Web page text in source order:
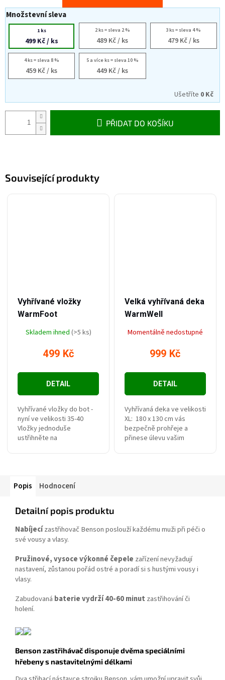
Množstevní sleva
1 ks
499 Kč/ ks
2 ks = sleva 2 %
489 Kč/ ks
3 ks = sleva 4 %
479 Kč/ ks
4 ks = sleva 8 %
459 Kč/ ks
5 a více ks = sleva 10 %
449 Kč/ ks
Ušetříte 0 Kč
PŘIDAT DO KOŠÍKU
Související produkty
Vyhřívané vložky
WarmFoot
Skladem ihned (>5 ks)
499 Kč
DETAIL
Vyhřívané vložky do bot -
nyní ve velikosti 35-40
Vložky jednoduše
ustřihněte na
Velká vyhřívaná deka
WarmWell
Momentálně nedostupné
999 Kč
DETAIL
Vyhřívaná deka ve velikosti
XL: 180 x 130 cm vás
bezpečně prohřeje a
přinese úlevu vašim
Popis Hodnocení
Detailní popis produktu
Nabíjecízastřihovač Benson poslouží každému muži při péči o
své vousy a vlasy.
Pružinové, vysoce výkonné čepele zařízení nevyžadují
nastavení, zůstanou pořád ostré a poradí si s hustými vousy i
vlasy.
Zabudovaná baterie vydrží 40-60 minut zastřihování či
holení.
Benson zastřihávač disponuje dvěma speciálními
hřebeny s nastavitelnými délkami